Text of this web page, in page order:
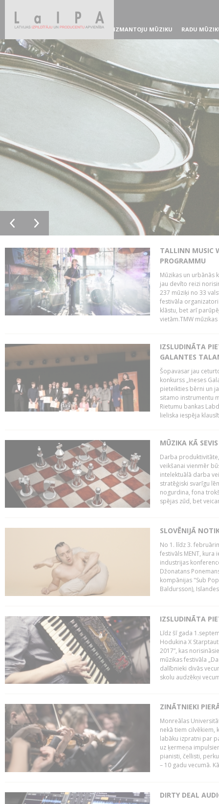
IZMANTOJU MŪZIKU RADU
TALLINN MUSIC
PROGRAMMU
Mūzikas un urbānās
jau devīto reizi
237 mūziķi no 33
festivāla
klāstu, bet arī
vietām.TMW
IZSLUDINĀTA
GALANTES
Šopavasar jau
konkurss „Ineses
pieteikties bērni un
sitamo instrumentu
Rietumu bankas
lieliska iespēja
MŪZIKA KĀ
Darba
veikšanai vienmēr
intelektuālā darba
stratēģiski svarīgu
nogurdina, fona
spējas zūd, bet
SLOVĒNIJĀ
No 1. līdz 3.
festivāls MENT, kura
industrijas
Džonatans
kompānijas "Sub
Baldursson),
IZSLUDINĀTA
Līdz šī gada
Hodukina X
2017”, kas
mūzikas festivāla
dalībnieki divās
skolu audzēkņi
ZINĀTNIEKI
Monreālas
nekā tiem cilvēkiem,
labāku izpratni par
uz ķermeņa
pianisti, čellisti,
– 10 gadu vecumā.
DIRTY DEAL